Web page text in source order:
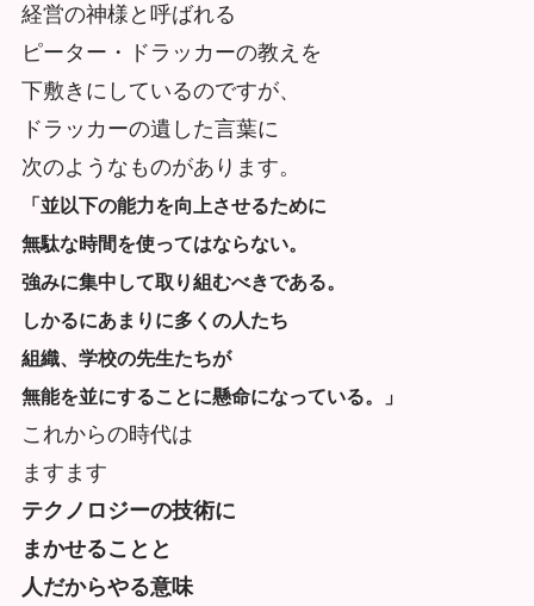
経営の神様と呼ばれる
ピーター・ドラッカーの教えを
下敷きにしているのですが、
ドラッカーの遺した言葉に
次のようなものがあります。
「並以下の能力を向上させるために
無駄な時間を使ってはならない。
強みに集中して取り組むべきである。
しかるにあまりに多くの人たち
組織、学校の先生たちが
無能を並にすることに懸命になっている。」
これからの時代は
ますます
テクノロジーの技術に
まかせることと
人だからやる意味